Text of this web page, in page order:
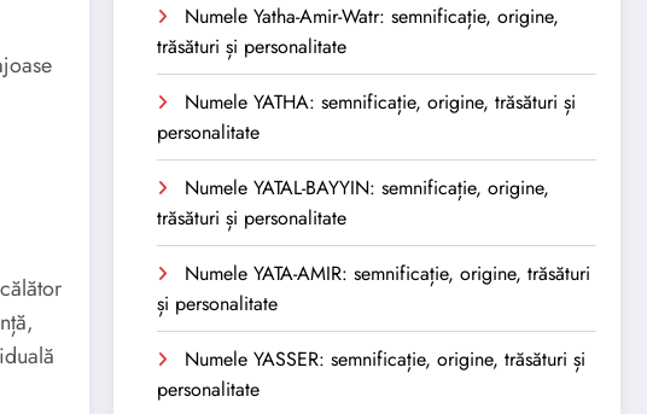
Numele Yatha-Amir-Watr: semnificație, origine,
trăsături și personalitate
Numele YATHA: semnificație, origine, trăsături și
personalitate
Numele YATAL-BAYYIN: semnificație, origine,
trăsături și personalitate
Numele YATA-AMIR: semnificație, origine, trăsături
și personalitate
Numele YASSER: semnificație, origine, trăsături și
personalitate